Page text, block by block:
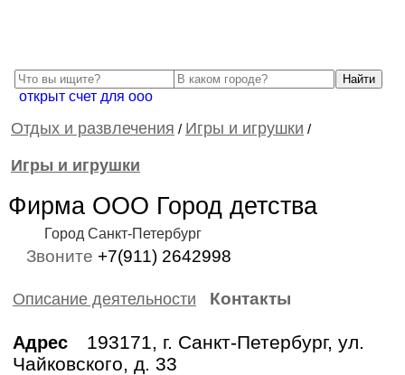
открыт счет для ооо
Отдых и развлечения / Игры и игрушки /
Игры и игрушки
Фирма ООО Город детства
Город Санкт-Петербург
Звоните +7(911) 2642998
Описание деятельности Контакты
Адрес
193171, г. Санкт-Петербург, ул.
Чайковского, д. 33